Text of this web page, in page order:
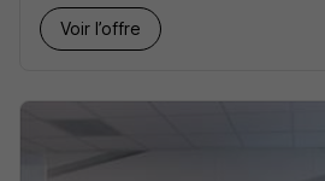
Voir l’offre